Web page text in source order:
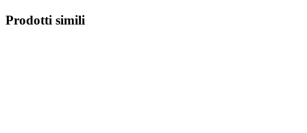
Prodotti simili